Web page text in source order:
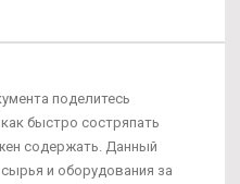
поделитесь
быстро состряпать
содержать. Данный
и оборудования за